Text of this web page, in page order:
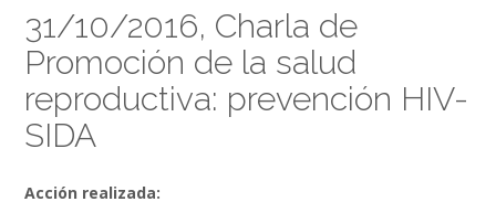
31/10/2016, Charla de
Promoción de la salud
reproductiva: prevención HIV-
SIDA
Acción realizada: